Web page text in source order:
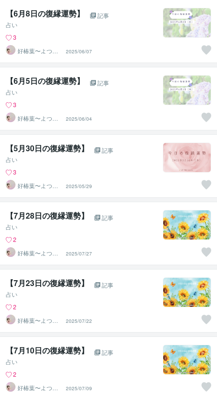
【6月8日の復縁運勢】
記事
占い
3
好椿葉〜よつ
ば〜
2025/06/07
【6月5日の復縁運勢】
記事
占い
3
好椿葉〜よつ
ば〜
2025/06/04
【5月30日の復縁運勢】
記事
占い
3
好椿葉〜よつ
ば〜
2025/05/29
【7月28日の復縁運勢】
記事
占い
2
好椿葉〜よつ
ば〜
2025/07/27
【7月23日の復縁運勢】
記事
占い
2
好椿葉〜よつ
ば〜
2025/07/22
【7月10日の復縁運勢】
記事
占い
2
好椿葉〜よつ
ば〜
2025/07/09